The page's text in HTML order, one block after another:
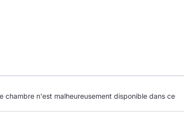
n'est malheureusement disponible dans ce